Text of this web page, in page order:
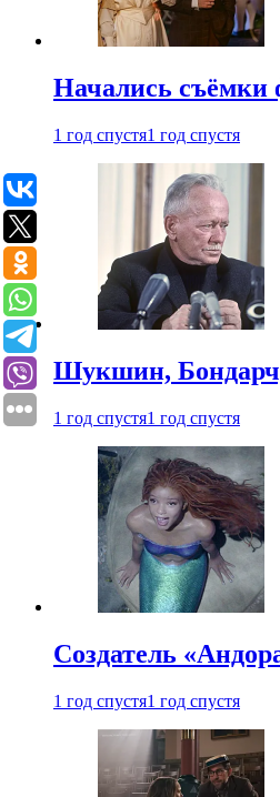
Начались съёмки
1 год спустя1 год спустя
Шукшин,
1 год спустя1 год спустя
Создатель
1 год спустя1 год спустя